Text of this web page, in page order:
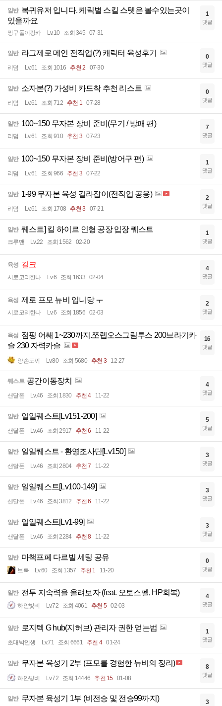
일반 복귀유저 입니다. 케릭별 스킬 스텟은 볼수있는곳이
있을까요
짱구돌이킹카 Lv.10 조회 345 07-31
1
댓글
일반 라그제로 메인 전직업(?) 캐릭터 육성후기
리덤 Lv.61 조회 1016 추천 2 07-30
0
댓글
일반 소자본(?) 가성비 카드착 추천 리스트
리덤 Lv.61 조회 712 추천 1 07-28
0
댓글
일반 100~150 무자본 장비 준비(무기 / 방패 편)
리덤 Lv.61 조회 910 추천 3 07-23
7
댓글
일반 100~150 무자본 장비 준비(방어구 편)
리덤 Lv.61 조회 966 추천 3 07-22
1
댓글
일반 1-99 무자본 육성 길라잡이(전직업 공용)
리덤 Lv.61 조회 1708 추천 3 07-21
2
댓글
일반 퀘스트] 킬 하이르 인형 공장 입장 퀘스트
크루맨 Lv.22 조회 1562 02-20
1
댓글
육성 길크
시로코리한나 Lv.6 조회 1633 02-04
4
댓글
육성 제로 프모 뉴비 입니당 ㅜ
시로코리한나 Lv.6 조회 1856 02-03
2
댓글
육성 점핑 어쌔 1~230까지.쪼렙오스그림투스 200브라기카
슬 230 자력카슬
양손도끼 Lv.80 조회 5680 추천 3 12-27
16
댓글
퀘스트 공간이동장치
샌달폰 Lv.46 조회 1830 추천 4 11-22
4
댓글
일반 일일퀘스트[Lv151-200]
샌달폰 Lv.46 조회 2917 추천 6 11-22
5
댓글
일반 일일퀘스트 - 환영조사단[Lv150]
샌달폰 Lv.46 조회 2804 추천 7 11-22
3
댓글
일반 일일퀘스트[Lv100-149]
샌달폰 Lv.46 조회 3812 추천 6 11-22
3
댓글
일반 일일퀘스트[Lv1-99]
샌달폰 Lv.46 조회 2284 추천 8 11-22
3
댓글
일반 마책프페 다르빌 세팅 공유
브룩 Lv.60 조회 1357 추천 1 11-20
0
댓글
일반 전투 지속력을 올려보자 (feat. 오토스펠, HP회복)
하얀빛비 Lv.72 조회 4061 추천 5 02-03
4
댓글
일반 로지텍 G hub(지허브) 관리자 권한 얻는법
초대박인생 Lv.71 조회 6661 추천 4 01-24
1
댓글
일반 무자본 육성기 2부 (프모를 경험한 뉴비의 정리)
하얀빛비 Lv.72 조회 14446 추천 15 01-08
8
댓글
일반 무자본 육성기 1부 (비전승 및 전승99까지) 3